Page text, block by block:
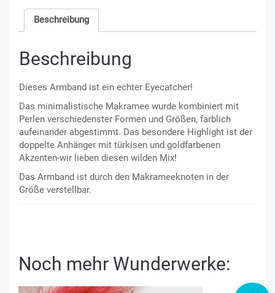
Beschreibung
Beschreibung
Dieses Armband ist ein echter Eyecatcher!
Das minimalistische Makramee wurde kombiniert mit
Perlen verschiedenster Formen und Größen, farblich
aufeinander abgestimmt. Das besondere Highlight ist der
doppelte Anhänger mit türkisen und goldfarbenen
Akzenten-wir lieben diesen wilden Mix!
Das Armband ist durch den Makrameeknoten in der
Größe verstellbar.
Noch mehr Wunderwerke: